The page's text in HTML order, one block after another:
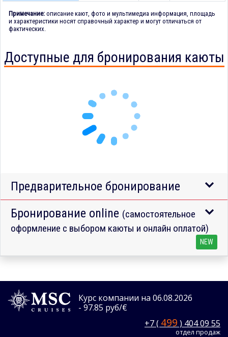
Примечание: описание кают, фото и мультимедиа информация, площадь
и характеристики носят справочный характер и могут отличаться от
фактических.
Доступные для бронирования каюты
Предварительное бронирование
Бронирование online (самостоятельное
оформление с выбором каюты и онлайн оплатой)
NEW
Курс компании на 06.08.2026
- 97.85 руб/€
+7 ( 499 ) 404 09 55
отдел продаж